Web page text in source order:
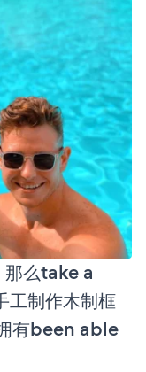
么take a
制作木制框
有been able